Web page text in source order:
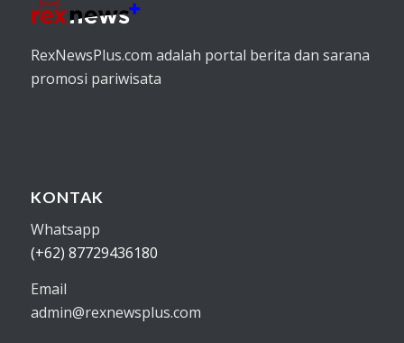
RexNewsPlus.com adalah portal berita dan sarana
promosi pariwisata
KONTAK
Whatsapp
(+62) 87729436180
Email
admin@rexnewsplus.com